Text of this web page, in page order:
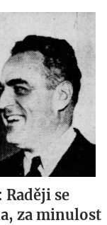
se
za minulost